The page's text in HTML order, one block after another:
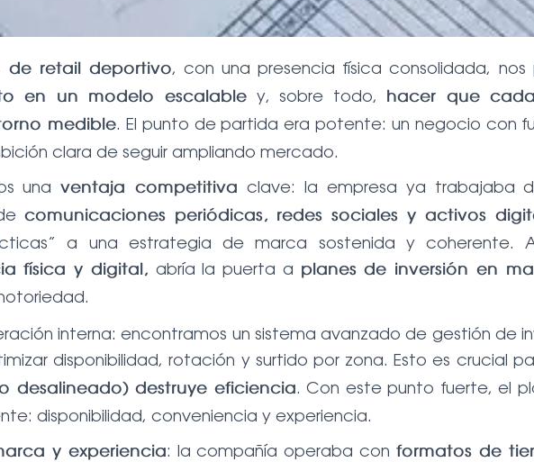
de retail deportivo, con una presencia física consolidada,
en un modelo escalabley, sobre todo,
hacer que
medible. El punto de partida era potente: un negocio con
clara de seguir ampliando mercado.
unaventaja competitiva clave: la empresa ya trabajaba
comunicaciones periódicas, redes sociales y activos
a una estrategia de marca sostenida y coherente.
física y digital, abría la puerta a planes de inversión en
interna: encontramos un sistema avanzado de gestión de
disponibilidad, rotación y surtido por zona. Esto es crucial
desalineado) destruye eficiencia. Con este punto fuerte, el
disponibilidad, conveniencia y experiencia.
y experiencia: la compañía operaba conformatos de